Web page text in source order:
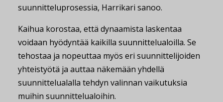
suunnitteluprosessia, Harrikari sanoo.
Kaihua korostaa, että dynaamista laskentaa
voidaan hyödyntää kaikilla suunnittelualoilla. Se
tehostaa ja nopeuttaa myös eri suunnittelijoiden
yhteistyötä ja auttaa näkemään yhdellä
suunnittelualalla tehdyn valinnan vaikutuksia
muihin suunnittelualoihin.